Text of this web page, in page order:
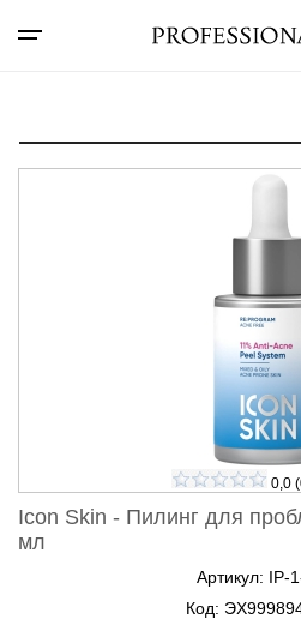
0,0(
Icon Skin - Пилинг для
мл
Артикул: IP-
Код: